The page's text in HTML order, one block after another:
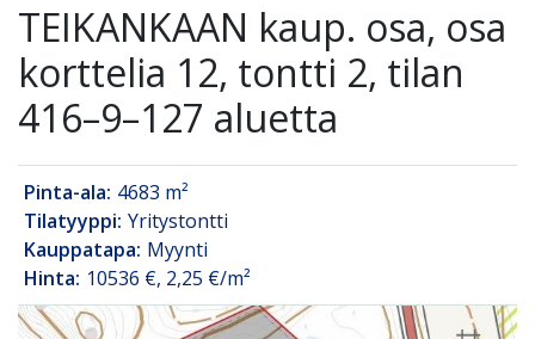
TEIKANKAAN kaup. osa, osa
korttelia 12, tontti 2, tilan
416–9–127 aluetta
Pinta-ala: 4683 m²
Tilatyyppi: Yritystontti
Kauppatapa: Myynti
Hinta: 10536 €, 2,25 €/m²